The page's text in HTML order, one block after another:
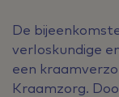
De
verloskundige
een
Kraamzorg.